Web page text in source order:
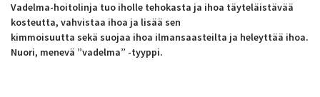
Vadelma-hoitolinja tuo iholle tehokasta ja ihoa täyteläistävää
kosteutta, vahvistaa ihoa ja lisää sen
kimmoisuutta sekä suojaa ihoa ilmansaasteilta ja heleyttää ihoa.
Nuori, menevä ”vadelma” -tyyppi.